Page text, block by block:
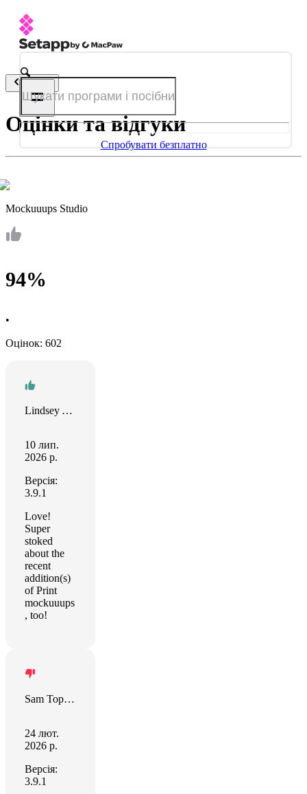
Спробувати безплатно
Назад
Оцінки та відгуки
Mockuuups Studio
94%
•
Оцінок: 602
Lindsey Yadon
10 лип.
2026 р.
Версія:
3.9.1
Love!
Super
stoked
about the
recent
addition(s)
of Print
mockuuups
, too!
Sam Topham
24 лют.
2026 р.
Версія:
3.9.1